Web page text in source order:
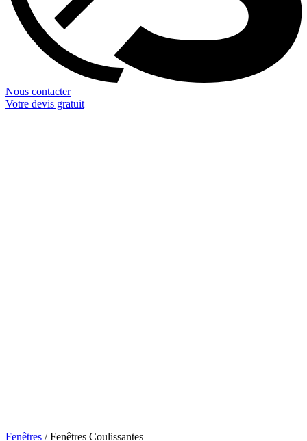
Nous contacter
Votre devis gratuit
Fenêtres / Fenêtres Coulissantes